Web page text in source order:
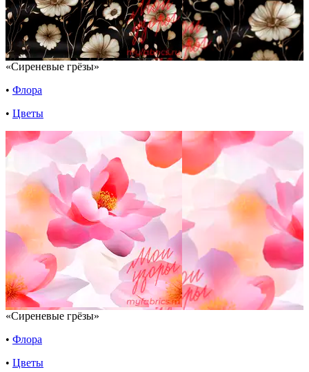
«Сиреневые грёзы»
• Флора
• Цветы
«Сиреневые грёзы»
• Флора
• Цветы